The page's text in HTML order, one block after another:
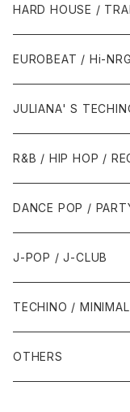
1980年代
1987年・以前
1988年
1990年代
1990年
1991年
1995年
1996年
2000年代
2000年
2001年
2005年
2010年代
2010年
2011年
HARD HOUSE /
1990年代
1994年・以前
1995年
1999年
2000年代
2000年
2001年
2005年
EUROBEAT / Hi-NRG
1980年代
1986年・以前
1987年
1990年代
1990年
1991年
2000年代
JULIANA' S
1990年代
1990年
1991年
2000年代
2000年
2001年
R&B / HIP HOP /
1980年代
1985年・以前
1986年
1990年代
1990年
1991年
2000年代
2000年
DANCE POP /
1980年代
1988年・以前
1989年
1990年代
1990年
2000年代
J-POP / J-CLUB
1980年代
1990年代
TECHINO / MINIMAL
OTHERS